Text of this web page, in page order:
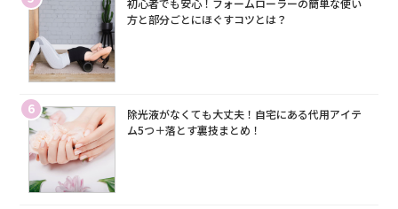
初心者でも安心！フォームローラーの簡単な使い
方と部分ごとにほぐすコツとは？
6
除光液がなくても大丈夫！自宅にある代用アイテ
ム5つ＋落とす裏技まとめ！